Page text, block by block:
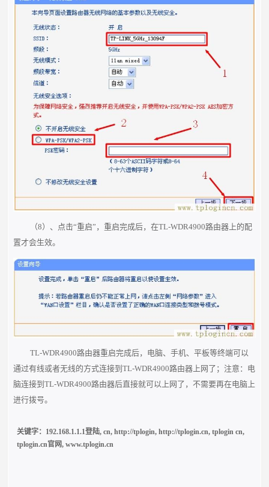
（8）、点击“重启”，重启完成后，在TL-WDR4900路由器上的配
置才会生效。
TL-WDR4900路由器重启完成后，电脑、手机、平板等终端可以
通过有线或者无线的方式连接到TL-WDR4900路由器上网了；注意：电
脑连接到TL-WDR4900路由器后直接就可以上网了，不需要再在电脑上
进行拨号。
关键字： 192.168.1.1.1登陆,cn,http://tplogin,http://tplogin.cn,tplogin cn,
tplogin.cn官网,www.tplogin.cn